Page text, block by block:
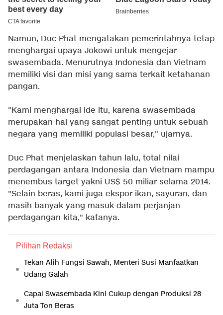
Namun, Duc Phat mengatakan pemerintahnya tetap
menghargai upaya Jokowi untuk mengejar
swasembada. Menurutnya Indonesia dan Vietnam
memiliki visi dan misi yang sama terkait ketahanan
pangan.
"Kami menghargai ide itu, karena swasembada
merupakan hal yang sangat penting untuk sebuah
negara yang memiliki populasi besar," ujarnya.
Duc Phat menjelaskan tahun lalu, total nilai
perdagangan antara Indonesia dan Vietnam mampu
menembus target yakni US$ 50 miliar selama 2014.
"Selain beras, kami juga ekspor ikan, sayuran, dan
masih banyak yang masuk dalam perjanjan
perdagangan kita," katanya.
Pilihan Redaksi
Tekan Alih Fungsi Sawah, Menteri Susi Manfaatkan
Udang Galah
Capai Swasembada Kini Cukup dengan Produksi 28
Juta Ton Beras